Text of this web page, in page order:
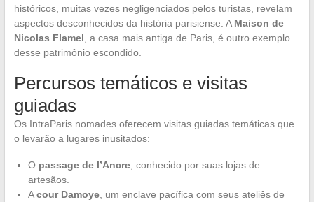
históricos, muitas vezes negligenciados pelos turistas, revelam
aspectos desconhecidos da história parisiense. A Maison de
Nicolas Flamel , a casa mais antiga de Paris, é outro exemplo
desse patrimônio escondido.
Percursos temáticos e visitas
guiadas
Os IntraParis nomades oferecem visitas guiadas temáticas que
o levarão a lugares inusitados:
O passage de l’Ancre, conhecido por suas lojas de
artesãos.
Acour Damoye, um enclave pacífica com seus ateliês de